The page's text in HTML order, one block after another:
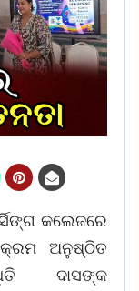
କଲେଜରେ
ଅନୁଷ୍ଠିତ
ଦାସଙ୍କ